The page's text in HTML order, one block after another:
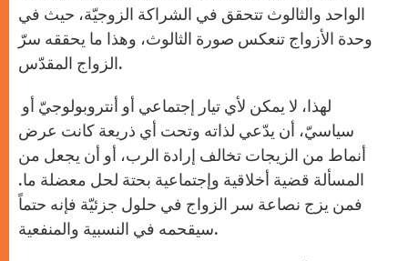
الواحد والثالوث تتحقق في الشراكة الزوجيّة، حيث في
وحدة الأزواج تنعكس صورة الثالوث، وهذا ما يحققه سرّ
الزواج المقدّس.
سياسيّ، أن يدّعي لذاته وتحت أي ذريعة كانت عرض
أنماط من الزيجات تخالف إرادة الرب، أو أن يجعل من
المسألة قضية أخلاقية وإجتماعية بحتة لحل معضلة ما.
فمن يزج نصاعة سر الزواج في حلول جزئيّة فإنه حتماً
سيقحمه في النسبية والمنفعية.